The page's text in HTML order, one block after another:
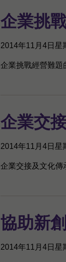
企業挑
2014年11月4日星
企業挑戰經營難題
企業交
2014年11月4日星
企業交接及文化傳
協助新
2014年11月4日星